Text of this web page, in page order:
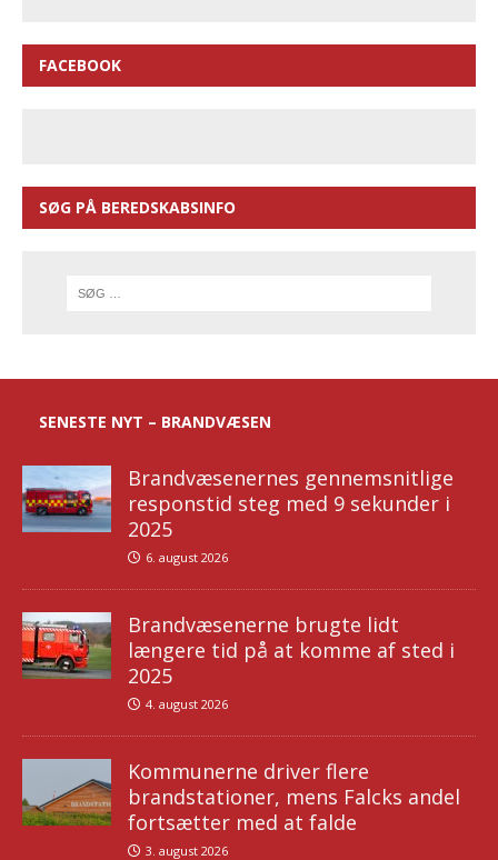
FACEBOOK
SØG PÅ BEREDSKABSINFO
SENESTE NYT – BRANDVÆSEN
Brandvæsenernes gennemsnitlige
responstid steg med 9 sekunder i
2025
6. august 2026
Brandvæsenerne brugte lidt
længere tid på at komme af sted i
2025
4. august 2026
Kommunerne driver flere
brandstationer, mens Falcks andel
fortsætter med at falde
3. august 2026